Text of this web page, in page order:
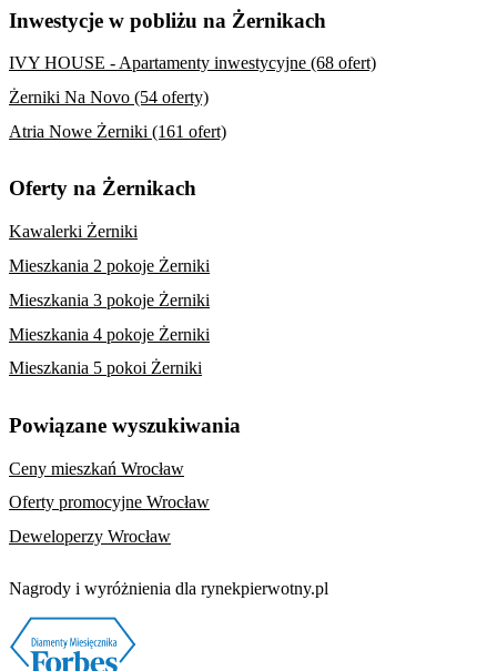
Inwestycje w pobliżu na Żernikach
IVY HOUSE - Apartamenty inwestycyjne (68 ofert)
Żerniki Na Novo (54 oferty)
Atria Nowe Żerniki (161 ofert)
Oferty na Żernikach
Kawalerki Żerniki
Mieszkania 2 pokoje Żerniki
Mieszkania 3 pokoje Żerniki
Mieszkania 4 pokoje Żerniki
Mieszkania 5 pokoi Żerniki
Powiązane wyszukiwania
Ceny mieszkań Wrocław
Oferty promocyjne Wrocław
Deweloperzy Wrocław
Nagrody i wyróżnienia dla rynekpierwotny.pl